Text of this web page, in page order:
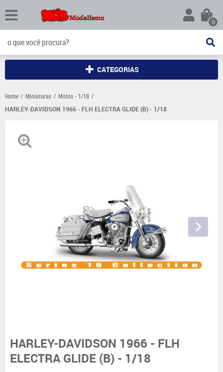
0
CATEGORIAS
Home Miniaturas
Motos - 1/18
HARLEY-DAVIDSON 1966 - FLH ELECTRA GLIDE (B) - 1/18
HARLEY-DAVIDSON 1966 - FLH
ELECTRA GLIDE (B) - 1/18